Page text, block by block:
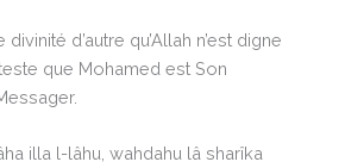
divinité d’autre qu’Allah n’est digne
que Mohamed est Son
illa l-lâhu, wahdahu lâ sharîka